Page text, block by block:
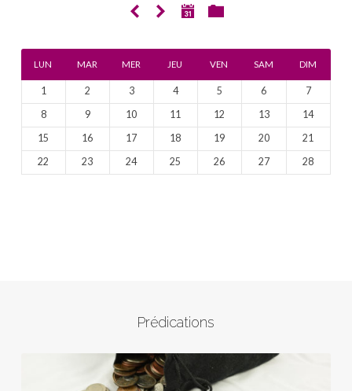
LUN MAR MER JEU VEN SAM DIM
1 2 3 4 5 6
7
8
9 10 11 12 13
14
15
16 17 18 19 20
21
22
23 24 25 26 27 28
Prédications